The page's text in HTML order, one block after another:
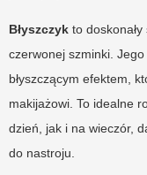
Błyszczyk to
czerwonej szminki.
błyszczącym efektem,
makijażowi. To idealne
dzień, jak i na wieczór,
do nastroju.